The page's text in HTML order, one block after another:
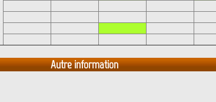
Autre information